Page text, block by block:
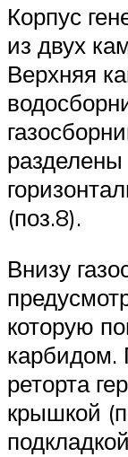
Корпус
из двух
Верхняя
(поз.8).
Внизу
которую
карбидом.
реторта
крышкой